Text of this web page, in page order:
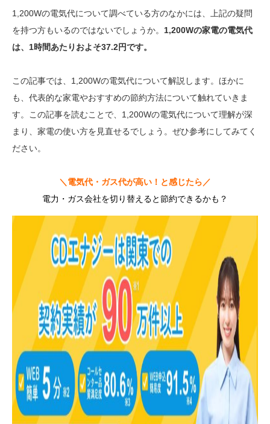
1,200Wの電気代について調べている方のなかには、上記の疑問
を持つ方もいるのではないでしょうか。 1,200Wの家電の電気代
は、1時間あたりおよそ37.2円です。
この記事では、1,200Wの電気代について解説します。ほかに
も、代表的な家電やおすすめの節約方法について触れていきま
す。この記事を読むことで、1,200Wの電気代について理解が深
まり、家電の使い方を見直せるでしょう。ぜひ参考にしてみてく
ださい。
＼電気代・ガス代が高い！と感じたら／
電力・ガス会社を切り替えると節約できるかも？